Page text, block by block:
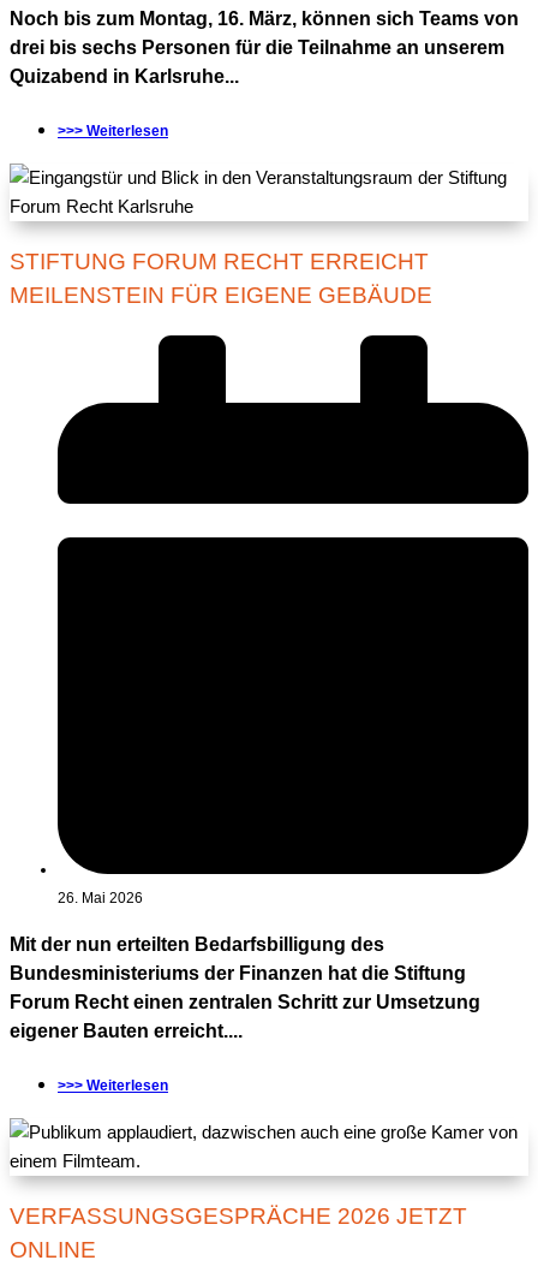
Noch bis zum Montag, 16. März, können sich Teams von
drei bis sechs Personen für die Teilnahme an unserem
Quizabend in Karlsruhe...
>>> Weiterlesen
STIFTUNG FORUM RECHT ERREICHT
MEILENSTEIN FÜR EIGENE GEBÄUDE
26. Mai 2026
Mit der nun erteilten Bedarfsbilligung des
Bundesministeriums der Finanzen hat die Stiftung
Forum Recht einen zentralen Schritt zur Umsetzung
eigener Bauten erreicht....
>>> Weiterlesen
VERFASSUNGSGESPRÄCHE 2026 JETZT
ONLINE